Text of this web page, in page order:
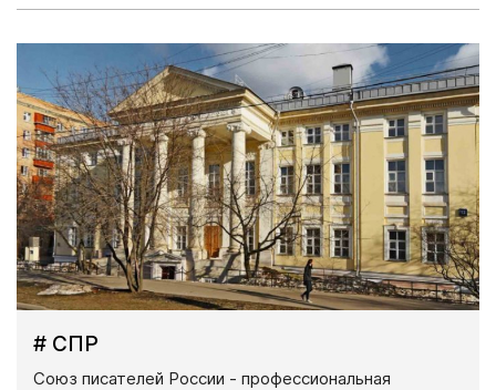
# СПР
Союз писателей России - профессиональная